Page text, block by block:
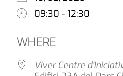
09:30 - 12:30
WHERE
Viver Centre